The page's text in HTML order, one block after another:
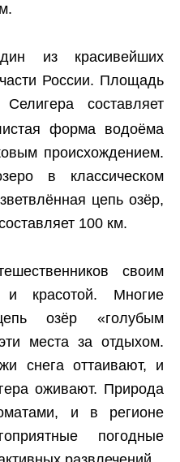
из красивейших
России. Площадь
составляет
форма водоёма
происхождением.
в классическом
цепь озёр,
100 км.
своим
красотой. Многие
озёр «голубым
места за отдыхом.
снега оттаивают, и
оживают. Природа
и в регионе
погодные